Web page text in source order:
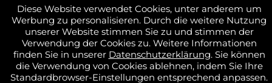
Diese Website verwendet Cookies, unter anderem um
Werbung zu personalisieren. Durch die weitere Nutzung
unserer Website stimmen Sie zu und stimmen der
Verwendung der Cookies zu. Weitere Informationen
finden Sie in unserer Datenschutzerklärung. Sie können
die Verwendung von Cookies ablehnen, indem Sie Ihre
Standardbrowser-Einstellungen entsprechend anpassen.